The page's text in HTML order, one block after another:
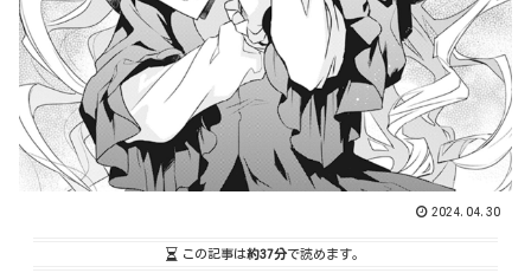
2024.04.30
この記事は約37分で読めます。